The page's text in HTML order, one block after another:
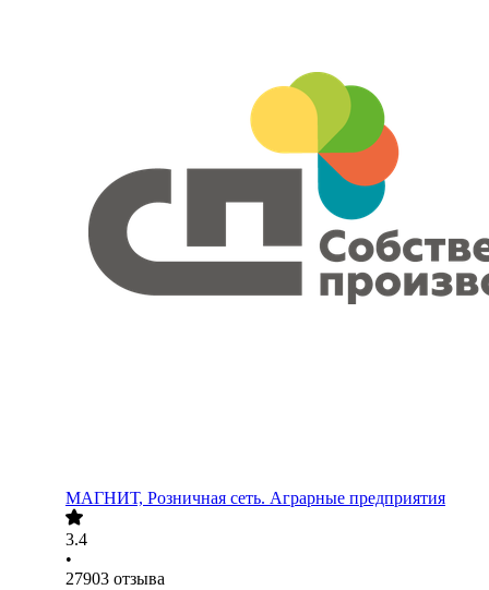
МАГНИТ, Розничная сеть. Аграрные предприятия
3.4
•
27903 отзыва